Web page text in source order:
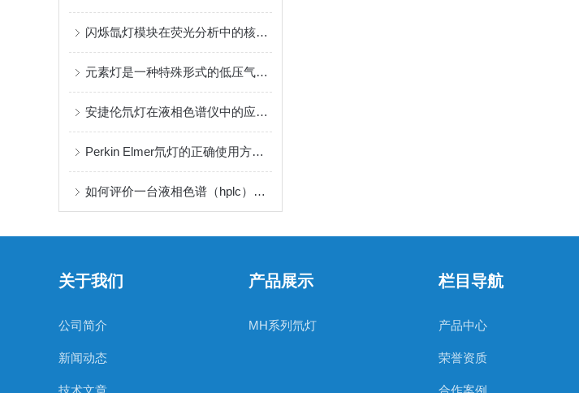
闪烁氙灯模块在荧光分析中的核心优势
元素灯是一种特殊形式的低压气体放电光源
安捷伦氘灯在液相色谱仪中的应用与优化
Perkin Elmer氘灯的正确使用方法与注意事项
如何评价一台液相色谱（hplc）检测器？
关于我们
公司简介
新闻动态
技术文章
产品展示
MH系列氘灯
栏目导航
产品中心
荣誉资质
合作案例